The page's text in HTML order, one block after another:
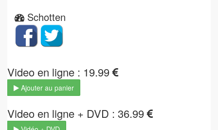
Schotten
Video en ligne : 19.99
Ajouter au panier
Video en ligne + DVD : 36.99